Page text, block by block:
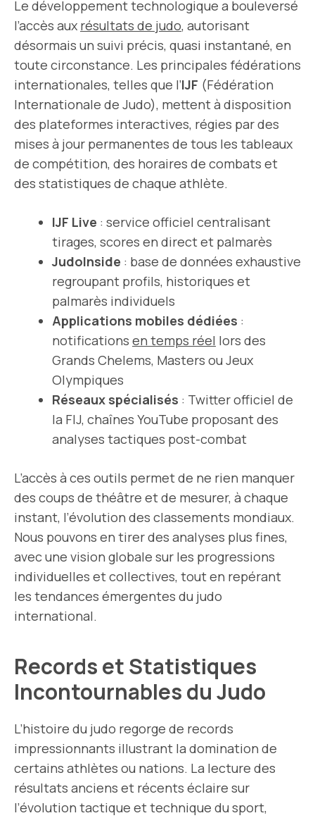
Le développement technologique a bouleversé
l’accès aux résultats de judo, autorisant
désormais un suivi précis, quasi instantané, en
toute circonstance. Les principales fédérations
internationales, telles que l’IJF (Fédération
Internationale de Judo), mettent à disposition
des plateformes interactives, régies par des
mises à jour permanentes de tous les tableaux
de compétition, des horaires de combats et
des statistiques de chaque athlète.
IJF Live : service officiel centralisant
tirages, scores en direct et palmarès
JudoInside : base de données exhaustive
regroupant profils, historiques et
palmarès individuels
Applications mobiles dédiées :
notifications en temps réel lors des
Grands Chelems, Masters ou Jeux
Olympiques
Réseaux spécialisés : Twitter officiel de
la FIJ, chaînes YouTube proposant des
analyses tactiques post-combat
L’accès à ces outils permet de ne rien manquer
des coups de théâtre et de mesurer, à chaque
instant, l’évolution des classements mondiaux.
Nous pouvons en tirer des analyses plus fines,
avec une vision globale sur les progressions
individuelles et collectives, tout en repérant
les tendances émergentes du judo
international.
Records et Statistiques
Incontournables du Judo
L’histoire du judo regorge de records
impressionnants illustrant la domination de
certains athlètes ou nations. La lecture des
résultats anciens et récents éclaire sur
l’évolution tactique et technique du sport,